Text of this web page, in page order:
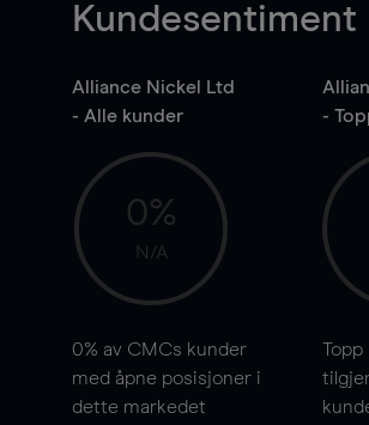
Kundesentiment
Alliance Nickel Ltd
- Alle kunder
0%
N/A
0% av CMCs kunder
med åpne posisjoner i
dette markedet
-
Topp